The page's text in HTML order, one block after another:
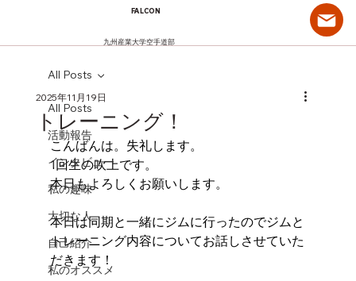
FALCON
九州産業大学空手道部
All Posts
活動報告
インタビュー
私の趣味
大切な人
自己紹介
私のオススメ
All Posts
トレーニング！
2025年11月19日
こんばんは。失礼します。
1回生の吹上です。
本日もよろしくお願いします。
本日は同期と一緒にジムに行ったのでジムと
トレーニング内容についてお話しさせていた
だきます！